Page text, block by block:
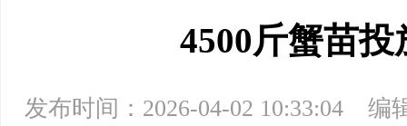
4500斤蟹苗
发布时间：2026-04-02 10:33:04
编